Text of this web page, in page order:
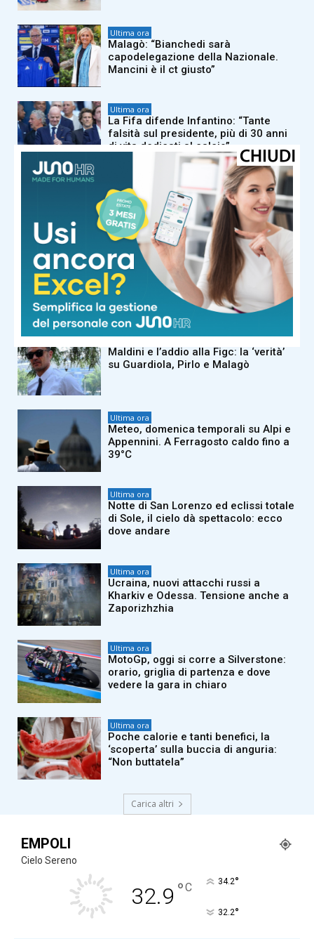
Ultima ora
Malagò: “Bianchedi sarà
capodelegazione della Nazionale.
Mancini è il ct giusto”
Ultima ora
La Fifa difende Infantino: “Tante
falsità sul presidente, più di 30 anni
di vita dedicati al calcio”
Ultima ora
Iran, ultimatum agli Usa per Hormuz:
“Via il blocco navale o lo Stretto resta
chiuso”
Ultima ora
Terremoto a ovest di Pisa: scossa di
magnitudo 2.4
Maldini e l’addio alla Figc: la ‘verità’
su Guardiola, Pirlo e Malagò
Ultima ora
Meteo, domenica temporali su Alpi e
Appennini. A Ferragosto caldo fino a
39°C
Ultima ora
Notte di San Lorenzo ed eclissi totale
di Sole, il cielo dà spettacolo: ecco
dove andare
Ultima ora
Ucraina, nuovi attacchi russi a
Kharkiv e Odessa. Tensione anche a
Zaporizhzhia
Ultima ora
MotoGp, oggi si corre a Silverstone:
orario, griglia di partenza e dove
vedere la gara in chiaro
Ultima ora
Poche calorie e tanti benefici, la
‘scoperta’ sulla buccia di anguria:
“Non buttatela”
Carica altri
EMPOLI
Cielo Sereno
32.9 °C 34.2°
32.2°